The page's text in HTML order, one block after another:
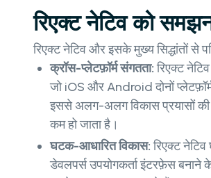
रिएक्ट नेटिव को
रिएक्ट नेटिव और इसके मुख्य सिद्धांतों से
क्रॉस-प्लेटफ़ॉर्म संगतता:रिएक्ट
जो iOS और Android दोनों
इससे अलग-अलग विकास प्रयासों की
कम हो जाता है।
घटक-आधारित विकास:रिएक्ट
डेवलपर्स उपयोगकर्ता इंटरफ़ेस बनाने